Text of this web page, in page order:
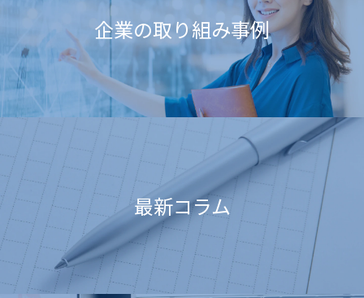
企業の取り組み事例
最新コラム